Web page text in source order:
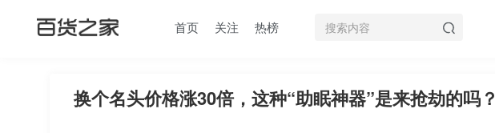
首页 关注 热榜
换个名头价格涨30倍，这种“助眠神器”是来抢劫的吗？